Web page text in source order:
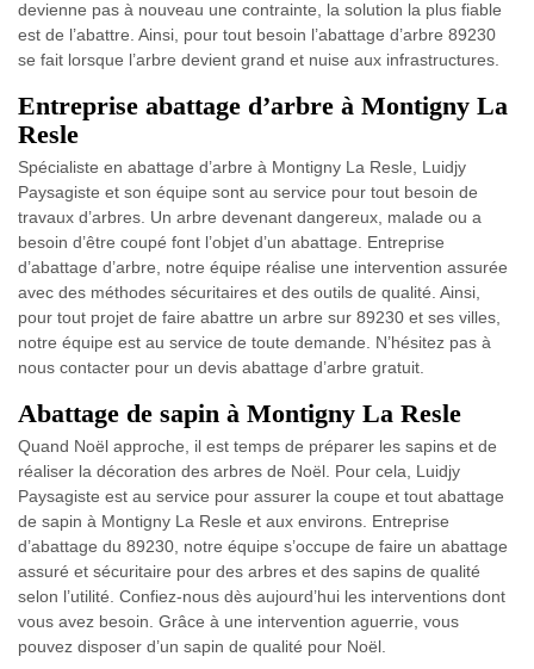
devienne pas à nouveau une contrainte, la solution la plus fiable
est de l’abattre. Ainsi, pour tout besoin l’abattage d’arbre 89230
se fait lorsque l’arbre devient grand et nuise aux infrastructures.
Entreprise abattage d’arbre à Montigny La
Resle
Spécialiste en abattage d’arbre à Montigny La Resle, Luidjy
Paysagiste et son équipe sont au service pour tout besoin de
travaux d’arbres. Un arbre devenant dangereux, malade ou a
besoin d’être coupé font l’objet d’un abattage. Entreprise
d’abattage d’arbre, notre équipe réalise une intervention assurée
avec des méthodes sécuritaires et des outils de qualité. Ainsi,
pour tout projet de faire abattre un arbre sur 89230 et ses villes,
notre équipe est au service de toute demande. N’hésitez pas à
nous contacter pour un devis abattage d’arbre gratuit.
Abattage de sapin à Montigny La Resle
Quand Noël approche, il est temps de préparer les sapins et de
réaliser la décoration des arbres de Noël. Pour cela, Luidjy
Paysagiste est au service pour assurer la coupe et tout abattage
de sapin à Montigny La Resle et aux environs. Entreprise
d’abattage du 89230, notre équipe s’occupe de faire un abattage
assuré et sécuritaire pour des arbres et des sapins de qualité
selon l’utilité. Confiez-nous dès aujourd’hui les interventions dont
vous avez besoin. Grâce à une intervention aguerrie, vous
pouvez disposer d’un sapin de qualité pour Noël.